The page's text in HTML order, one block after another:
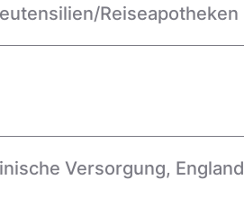
Reiseapotheken
Versorgung, England